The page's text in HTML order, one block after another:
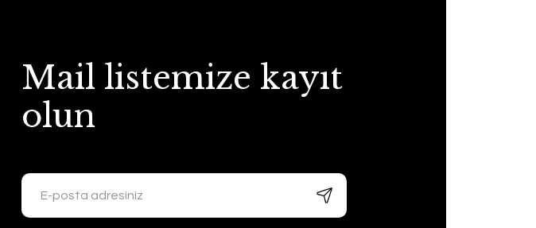
Mail listemize kayıt
olun